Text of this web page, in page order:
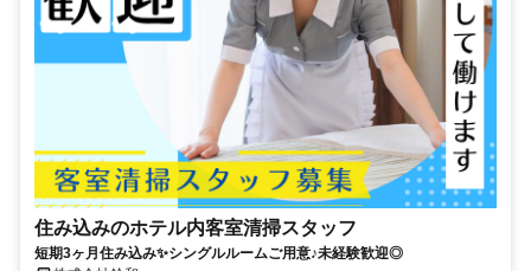
住み込みのホテル内客室清掃スタッフ
短期3ヶ月住み込み✨シングルルームご用意♪未経験歓迎◎